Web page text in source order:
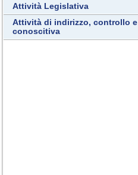
Attività Legislativa
Attività di indirizzo, controllo e
conoscitiva